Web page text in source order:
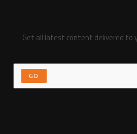
Get all latest content delivered to
GO